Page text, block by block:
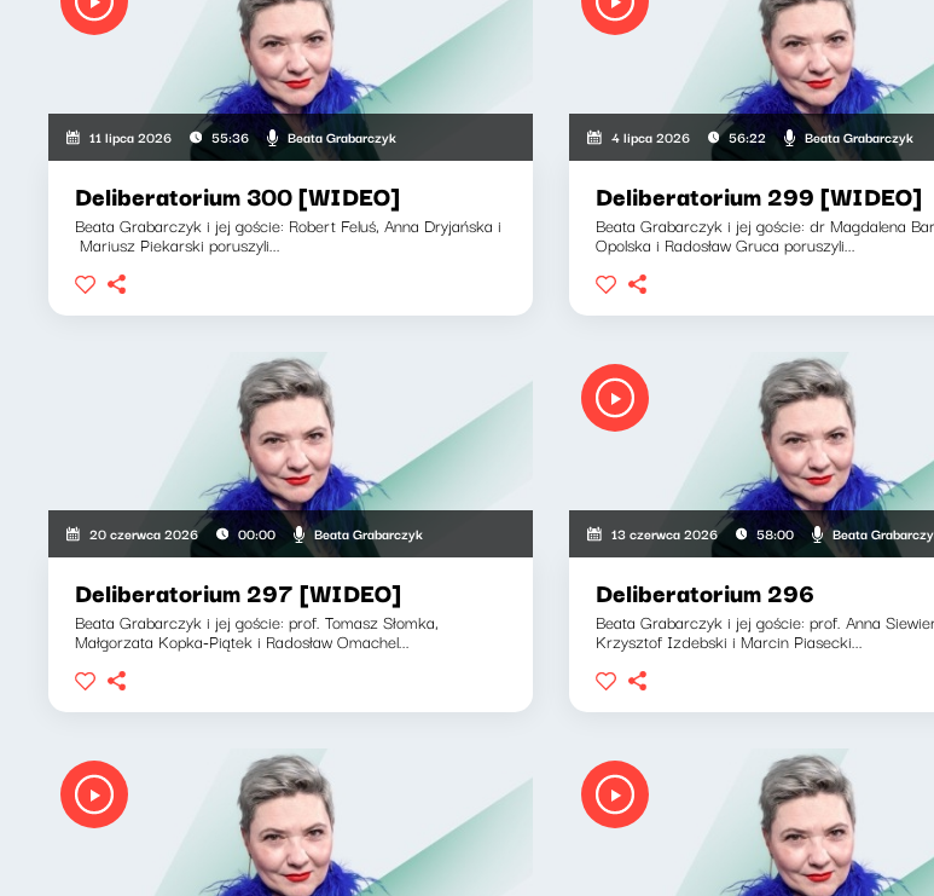
11 lipca 2026 55:36 Beata Grabarczyk
Deliberatorium 300 [WIDEO]
Beata Grabarczyk i jej goście: Robert Feluś, Anna Dryjańska i
Mariusz Piekarski poruszyli...
4 lipca 2026 56:22 Beata Grabarczyk
Deliberatorium 299 [WIDEO]
Beata Grabarczyk i jej goście: dr Magdalena
Opolska i Radosław Gruca poruszyli...
20 czerwca 2026 00:00 Beata Grabarczyk
Deliberatorium 297 [WIDEO]
Beata Grabarczyk i jej goście: prof. Tomasz Słomka,
Małgorzata Kopka-Piątek i Radosław Omachel...
13 czerwca 2026 58:00 Beata
Deliberatorium 296
Beata Grabarczyk i jej goście: prof. Anna
Krzysztof Izdebski i Marcin Piasecki...